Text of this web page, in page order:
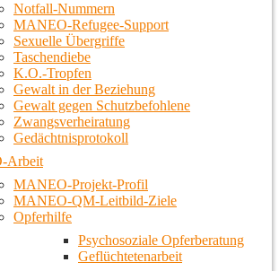
Notfall-Nummern
MANEO-Refugee-Support
Sexuelle Übergriffe
Taschendiebe
K.O.-Tropfen
Gewalt in der Beziehung
Gewalt gegen Schutzbefohlene
Zwangsverheiratung
Gedächtnisprotokoll
Arbeit
MANEO-Projekt-Profil
MANEO-QM-Leitbild-Ziele
Opferhilfe
Psychosoziale Opferberatung
Geflüchtetenarbeit